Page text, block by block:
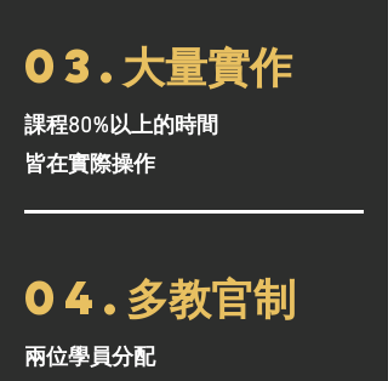
03.大量實作
課程80%以上的時間
皆在實際操作
04.多教官制
兩位學員分配